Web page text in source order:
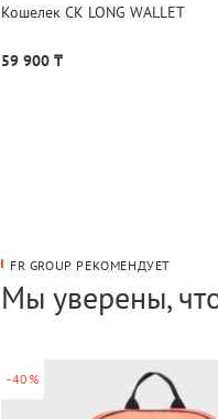
Кошелек CK LONG WALLET
59 900 ₸
FR GROUP РЕКОМЕНДУЕТ
Мы уверены,
-40%